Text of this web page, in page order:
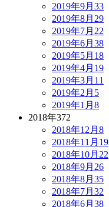
2019年9月 33
2019年8月 29
2019年7月 22
2019年6月 38
2019年5月 18
2019年4月 19
2019年3月 11
2019年2月 5
2019年1月 8
2018年372
2018年12月 8
2018年11月 19
2018年10月 22
2018年9月 26
2018年8月 35
2018年7月 32
2018年6月 38